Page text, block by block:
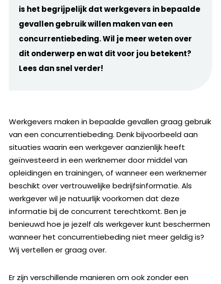
is het begrijpelijk dat werkgevers in bepaalde
gevallen gebruik willen maken van een
concurrentiebeding. Wil je meer weten over
dit onderwerp en wat dit voor jou betekent?
Lees dan snel verder!
Werkgevers maken in bepaalde gevallen graag gebruik
van een concurrentiebeding. Denk bijvoorbeeld aan
situaties waarin een werkgever aanzienlijk heeft
geïnvesteerd in een werknemer door middel van
opleidingen en trainingen, of wanneer een werknemer
beschikt over vertrouwelijke bedrijfsinformatie. Als
werkgever wil je natuurlijk voorkomen dat deze
informatie bij de concurrent terechtkomt. Ben je
benieuwd hoe je jezelf als werkgever kunt beschermen
wanneer het concurrentiebeding niet meer geldig is?
Wij vertellen er graag over.
Er zijn verschillende manieren om ook zonder een